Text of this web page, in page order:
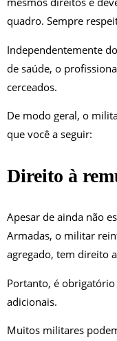
quadro. Sempre
Independentemente
de saúde, o
cerceados.
De modo geral, o
que você a seguir:
Direito à
Apesar de ainda não
Armadas, o militar
agregado, tem direito
Portanto, é
adicionais.
Muitos militares